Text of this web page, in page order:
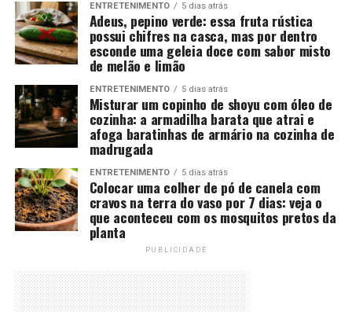
ENTRETENIMENTO 5 dias atrás
Adeus, pepino verde: essa fruta rústica
possui chifres na casca, mas por dentro
esconde uma geleia doce com sabor misto
de melão e limão
ENTRETENIMENTO 5 dias atrás
Misturar um copinho de shoyu com óleo de
cozinha: a armadilha barata que atrai e
afoga baratinhas de armário na cozinha de
madrugada
ENTRETENIMENTO 5 dias atrás
Colocar uma colher de pó de canela com
cravos na terra do vaso por 7 dias: veja o
que aconteceu com os mosquitos pretos da
planta
PUBLICIDADE